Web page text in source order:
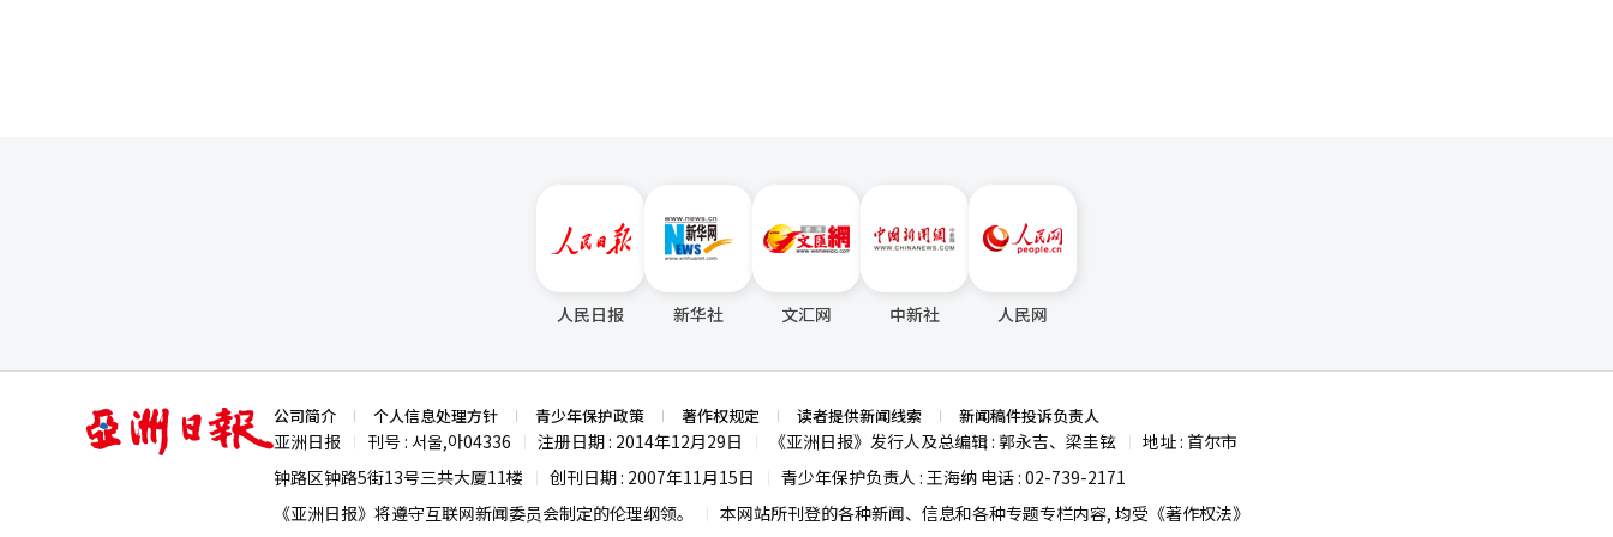
人民日报 新华社 文汇网 中新社 人民网
亚
洲
日
公司简介 个人信息处理方针 青少年保护政策 著作权规定 读者提供新闻线索 新闻稿件投诉负责人
亚洲日报 刊号 : 서울,아04336 注册日期 : 2014年12月29日 《亚洲日报》发行人及总编辑 : 郭永吉、梁圭铉
地址 : 首尔市
钟路区钟路5街13号三共大厦11楼
创刊日期 : 2007年11月15日
青少年保护负责人 : 王海纳 电话 : 02-739-2171
《亚洲日报》将遵守互联网新闻委员会制定的伦理纲领。
本网站所刊登的各种新闻、信息和各种专题专栏内容, 均受《著作权法》